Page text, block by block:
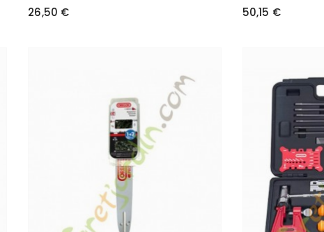
26,50 € 50,15 €